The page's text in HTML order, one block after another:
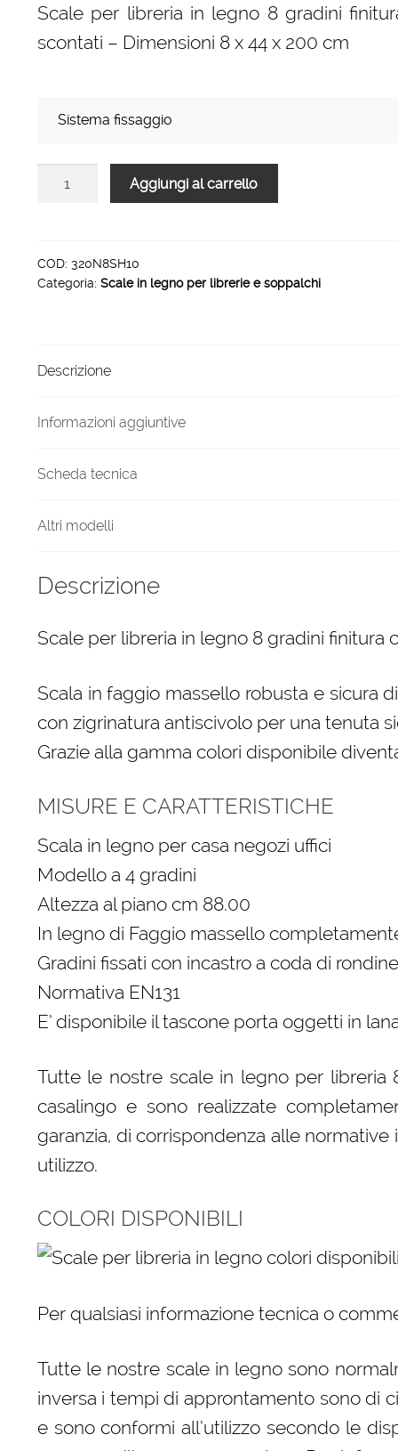
prezzo:
da
Scale per libreria in legno 8 gradini
scontati – Dimensioni 8 x 44 x 200 cm
Sistema fissaggio
legno
8
tinto
quantità
Aggiungi al carrello
COD: 320N8SH10
Categoria: Scale in legno per librerie e soppalchi
Descrizione
Informazioni aggiuntive
Scheda tecnica
Altri modelli
Descrizione
Scale per libreria in legno 8 gradini finitura
Scala in faggio massello robusta e sicura
con zigrinatura antiscivolo per una tenuta
Grazie alla gamma colori disponibile
MISURE E CARATTERISTICHE
Scala in legno per casa negozi uffici
Modello a 4 gradini
Altezza al piano cm 88.00
In legno di Faggio massello
Gradini fissati con incastro a coda di
Normativa EN131
E’ disponibile il tascone porta oggetti in
Tutte le nostre scale in legno per libreria
casalingo e sono realizzate
garanzia, di corrispondenza alle
utilizzo.
COLORI DISPONIBILI
Per qualsiasi informazione tecnica o
Tutte le nostre scale in legno sono
inversa i tempi di approntamento sono di
e sono conformi all’utilizzo secondo le